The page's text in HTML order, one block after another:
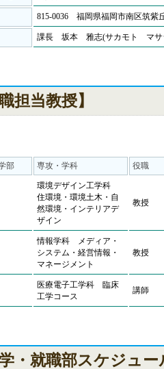
815-0036 福岡県福岡市南区筑紫
課長 坂本 雅志(サカモト マサ
担当教授】
部 専攻・学科 役職
環境デザイン工学科
住環境・環境土木・自
然環境・インテリアデ
ザイン
教授
情報学科 メディア・
システム・経営情報・
マネージメント
教授
医療電子工学科 臨床
工学コース
講師
学・就職部スケジュー